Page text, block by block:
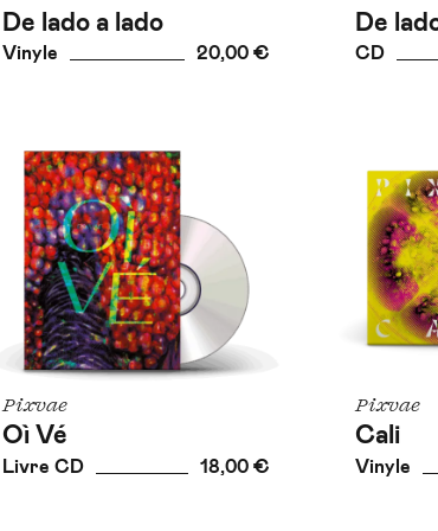
De lado a lado
Vinyle 20,00 €
De
CD
Pixvae
Oì Vé
Livre CD 18,00 €
Pixvae
Cali
Vinyle